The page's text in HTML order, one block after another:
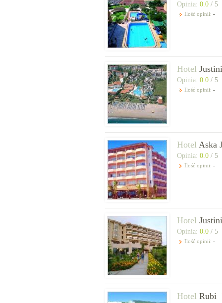
Opinia: 0.0 / 5
Ilość opinii: -
Hotel
Opinia: 0.0 / 5
Ilość opinii: -
Hotel Aska
Opinia: 0.0 / 5
Ilość opinii: -
Hotel
Opinia: 0.0 / 5
Ilość opinii: -
Hotel Rubi